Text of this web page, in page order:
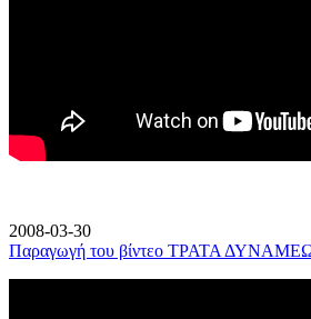
2008-03-30
Παραγωγή του βίντεο ΤΡΑΤΑ